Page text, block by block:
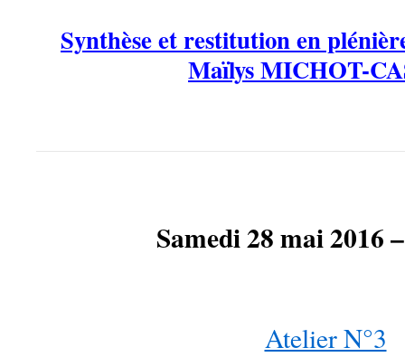
Synthèse et restitution en
Maïlys MICHOT-
Samedi 28 mai 2016
Atelier N°3